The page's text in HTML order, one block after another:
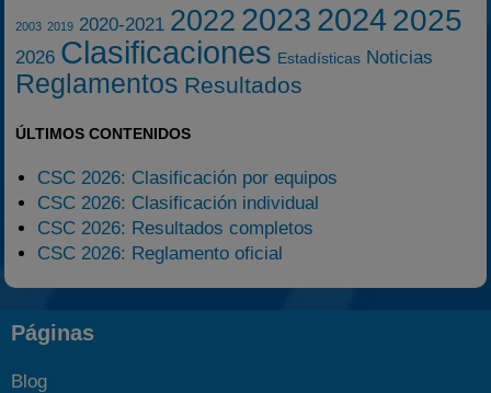
2003 2019 2020-2021 2022 2023 20242025
2026 Clasificaciones Estadísticas Noticias
Reglamentos Resultados
ÚLTIMOS CONTENIDOS
CSC 2026: Clasificación por equipos
CSC 2026: Clasificación individual
CSC 2026: Resultados completos
CSC 2026: Reglamento oficial
Páginas
Blog